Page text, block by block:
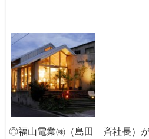
◎福山電業㈱（島田 斉社長）が